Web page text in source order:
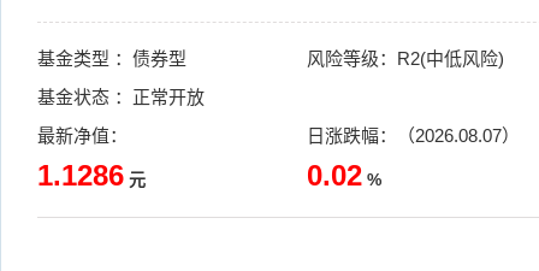
基金类型 ：债券型
风险等级：R2(中低风险)
基金状态 ：正常开放
最新净值：
1.1286 元
日涨跌幅：（2026.08.07）
0.02 %